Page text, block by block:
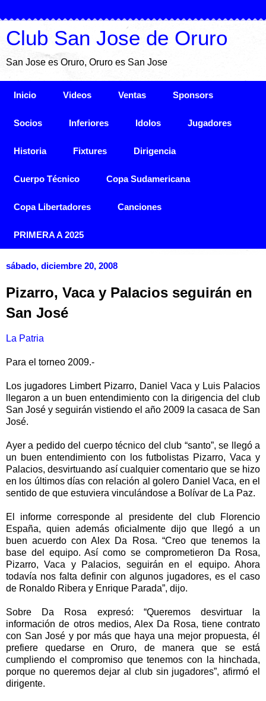
Club San Jose de Oruro
San Jose es Oruro, Oruro es San Jose
Inicio Videos Ventas Sponsors
Socios Inferiores Idolos Jugadores
Historia Fixtures Dirigencia
Cuerpo Técnico Copa Sudamericana
Copa Libertadores Canciones
PRIMERA A 2025
sábado, diciembre 20, 2008
Pizarro, Vaca y Palacios seguirán en
San José
La Patria
Para el torneo 2009.-
Los jugadores Limbert Pizarro, Daniel Vaca y Luis Palacios
llegaron a un buen entendimiento con la dirigencia del club
San José y seguirán vistiendo el año 2009 la casaca de San
José.
Ayer a pedido del cuerpo técnico del club “santo”, se llegó a
un buen entendimiento con los futbolistas Pizarro, Vaca y
Palacios, desvirtuando así cualquier comentario que se hizo
en los últimos días con relación al golero Daniel Vaca, en el
sentido de que estuviera vinculándose a Bolívar de La Paz.
El informe corresponde al presidente del club Florencio
España, quien además oficialmente dijo que llegó a un
buen acuerdo con Alex Da Rosa. “Creo que tenemos la
base del equipo. Así como se comprometieron Da Rosa,
Pizarro, Vaca y Palacios, seguirán en el equipo. Ahora
todavía nos falta definir con algunos jugadores, es el caso
de Ronaldo Ribera y Enrique Parada”, dijo.
Sobre Da Rosa expresó: “Queremos desvirtuar la
información de otros medios, Alex Da Rosa, tiene contrato
con San José y por más que haya una mejor propuesta, él
prefiere quedarse en Oruro, de manera que se está
cumpliendo el compromiso que tenemos con la hinchada,
porque no queremos dejar al club sin jugadores”, afirmó el
dirigente.